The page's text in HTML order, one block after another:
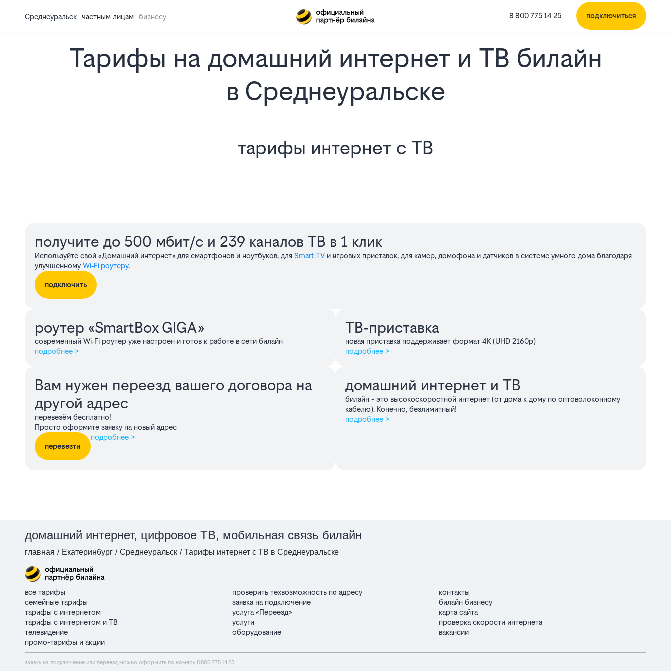
Среднеуральск частным лицам бизнесу 8 800 775 14 25 подключиться
Тарифы на домашний интернет и ТВ билайн
в Среднеуральске
тарифы интернет с ТВ
получите до 500 мбит/с и 239 каналов ТВ в 1 клик
Используйте свой «Домашний интернет» для смартфонов и ноутбуков, для Smart TV и игровых приставок, для камер, домофона и датчиков в системе умного дома благодаря
улучшенному Wi‑Fi роутеру.
подключить
роутер «SmartBox GIGA»
современный Wi‑Fi роутер уже настроен и готов к работе в сети билайн
подробнее >
ТВ‑приставка
новая приставка поддерживает формат 4K (UHD 2160p)
подробнее >
Вам нужен переезд вашего договора на
другой адрес
перевезём бесплатно!
Просто оформите заявку на новый адрес
перевезти
подробнее >
домашний интернет и ТВ
билайн - это высокоскоростной интернет (от дома к дому по оптоволоконному
кабелю). Конечно, безлимитный!
подробнее >
домашний интернет, цифровое ТВ, мобильная связь билайн
главная / Екатеринбург / Среднеуральск / Тарифы интернет с ТВ в Среднеуральске
все тарифы
семейные тарифы
тарифы с интернетом
тарифы с интернетом и ТВ
телевидение
промо-тарифы и акции
проверить техвозможность по адресу
заявка на подключение
услуга «Переезд»
услуги
оборудование
контакты
билайн бизнесу
карта сайта
проверка скорости интернета
вакансии
заявку на подключение или переезд можно оформить по номеру 8 800 775 14 25